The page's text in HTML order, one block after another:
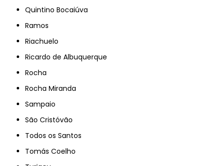
Quintino Bocaiúva
Ramos
Riachuelo
Ricardo de Albuquerque
Rocha
Rocha Miranda
Sampaio
São Cristóvão
Todos os Santos
Tomás Coelho